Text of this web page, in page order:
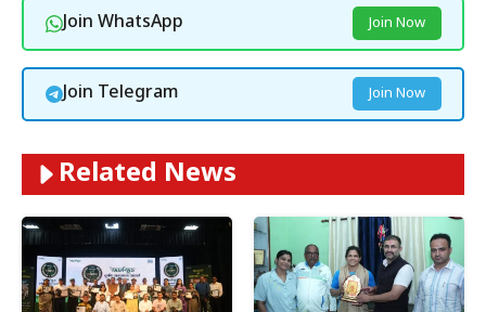
Join WhatsApp Join Now
Join Telegram Join Now
Related News